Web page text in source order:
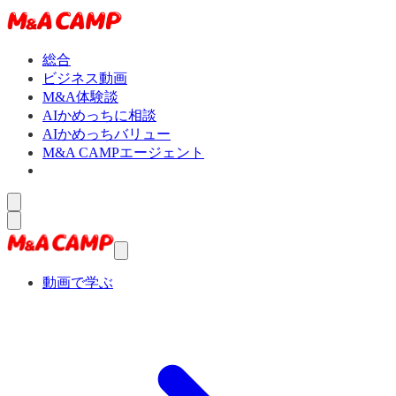
総合
ビジネス動画
M&A体験談
AIかめっちに相談
AIかめっちバリュー
M&A CAMPエージェント
動画で学ぶ